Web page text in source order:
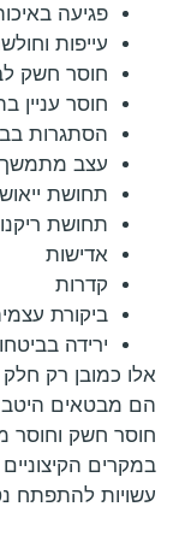
פגיעה
עייפות
חוסר חשק
חוסר עניין
הסתגרות
עצב מתמשך
תחושת
תחושת
אדישות
קדרות
ביקורת
ירידה
אלו כמובן רק חלק
הם מבטאים היטב
חוסר חשק וחוסר
במקרים
עשויות להתפתח